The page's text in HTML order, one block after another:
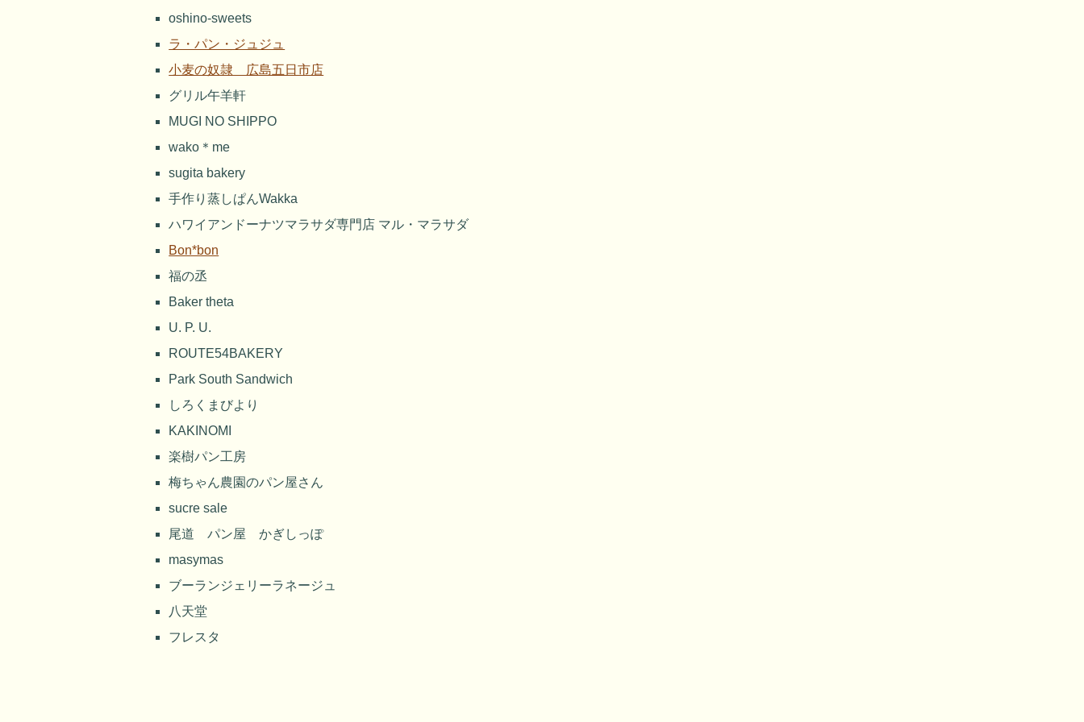
oshino-sweets
ラ・パン・ジュジュ
小麦の奴隷 広島五日市店
グリル午羊軒
MUGI NO SHIPPO
wako＊me
sugita bakery
手作り蒸しぱんWakka
ハワイアンドーナツマラサダ専門店 マル・マラサダ
Bon*bon
福の丞
Baker theta
U. P. U.
ROUTE54BAKERY
Park South Sandwich
しろくまびより
KAKINOMI
楽樹パン工房
梅ちゃん農園のパン屋さん
sucre sale
尾道 パン屋 かぎしっぽ
masymas
ブーランジェリーラネージュ
八天堂
フレスタ